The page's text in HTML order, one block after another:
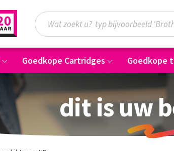
Goedkope Cartridges Goedkope
dit is uw